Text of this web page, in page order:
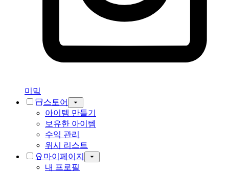
미밐
스토어
아이템 만들기
보유한 아이템
수익 관리
위시 리스트
마이페이지
내 프로필